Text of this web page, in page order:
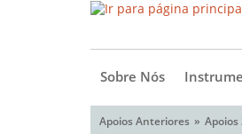
Sobre Nós
Apoios Anteriores Apoios